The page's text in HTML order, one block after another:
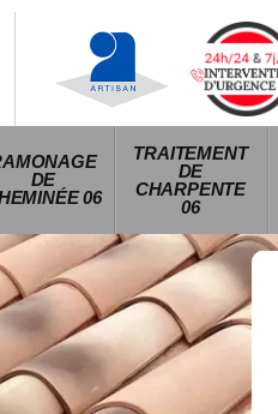
DE
06
TRAITEMENT
DE
CHARPENTE
06